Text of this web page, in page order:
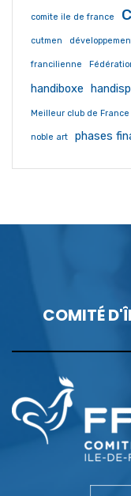
comite ile de france
cutmen
francilienne
handiboxe
Meilleur club de France
noble art phases
COMITÉ